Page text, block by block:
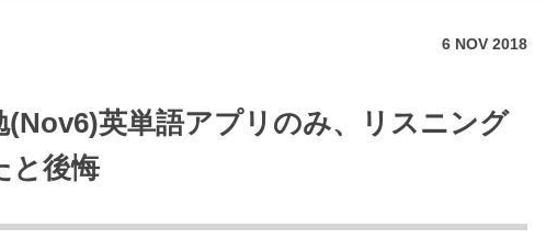
6 NOV 2018
(Nov6)英単語アプリのみ、リスニング
と後悔